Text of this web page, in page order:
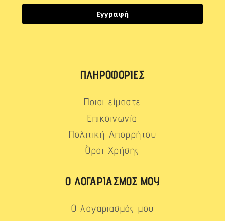
Εγγραφή
ΠΛΗΡΟΦΟΡΊΕΣ
Ποιοι είμαστε
Επικοινωνία
Πολιτική Απορρήτου
Όροι Χρήσης
Ο ΛΟΓΑΡΙΑΣΜΌΣ ΜΟΥ
Ο λογαριασμός μου